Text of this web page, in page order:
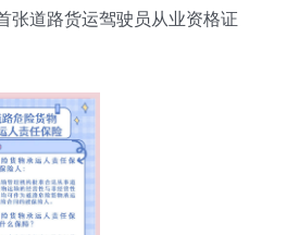
张道路货运驾驶员从业资格证